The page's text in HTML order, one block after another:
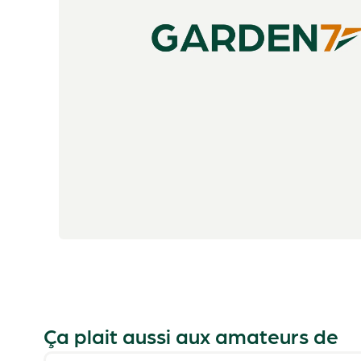
Ça plait aussi aux amateurs de